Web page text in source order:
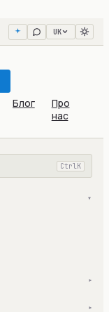
UK
Блог
Про
нас
Ctrl K
▾
▾
▾